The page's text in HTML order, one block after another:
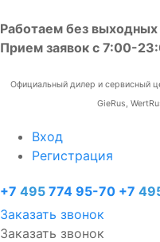
Работаем без выходных
Прием заявок с 7:00-
Официальный дилер и сервисный
GieRus,
Вход
Регистрация
+7 495 774 95-70 +7
Заказать звонок
Заказать звонок